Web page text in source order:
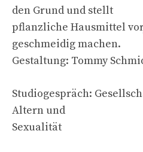
den Grund und stellt
pflanzliche Hausmittel
geschmeidig machen.
Gestaltung: Tommy
Studiogespräch:
Altern und
Sexualität